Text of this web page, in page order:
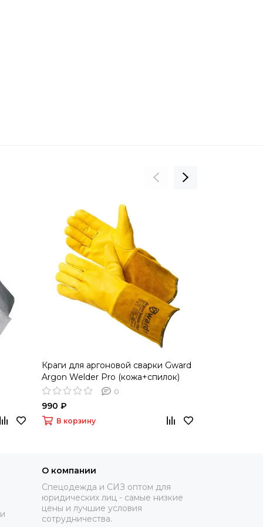
Краги для аргоновой сварки Gward
Argon Welder Pro (кожа+спилок)
0
990 ₽
В корзину
О компании
Спецодежда и СИЗ оптом для
юридических лиц - самые низкие
цены и лучшие условия
сотрудничества.